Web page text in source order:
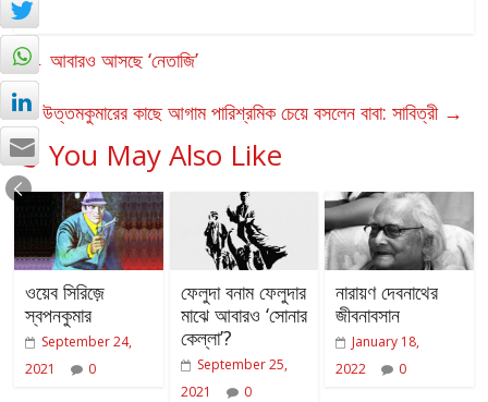
← আবারও আসছে ‘নেতাজি’
উত্তমকুমারের কাছে আগাম পারিশ্রমিক চেয়ে বসলেন বাবা: সাবিত্রী →
You May Also Like
ওয়েব সিরিজ়ে
স্বপনকুমার
September 24,
2021
0
ফেলুদা বনাম ফেলুদার
মাঝে আবারও ‘সোনার
কেল্লা’?
September 25,
2021
0
নারায়ণ দেবনাথের
জীবনাবসান
January 18,
2022
0